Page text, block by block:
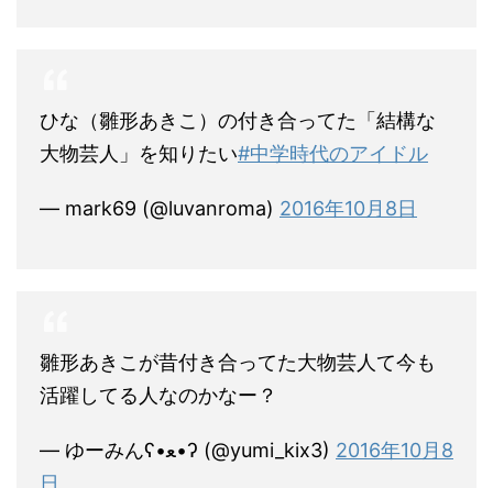
ひな（雛形あきこ）の付き合ってた「結構な
大物芸人」を知りたい#中学時代のアイドル
— mark69 (@luvanroma) 2016年10月8日
雛形あきこが昔付き合ってた大物芸人て今も
活躍してる人なのかなー？
— ゆーみんʕ•ﻌ•ʔ (@yumi_kix3) 2016年10月8
日